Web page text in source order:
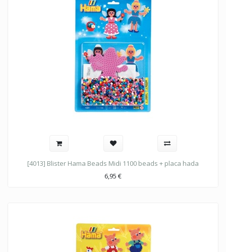
[4013] Blister Hama Beads Midi 1100 beads + placa hada
6,95 €